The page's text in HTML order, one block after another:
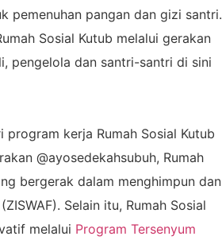
pemenuhan pangan dan gizi santri.
Sosial Kutub melalui gerakan
pengelola dan santri-santri di sini
program kerja Rumah Sosial Kutub
@ayosedekahsubuh, Rumah
bergerak dalam menghimpun dan
Selain itu, Rumah Sosial
melalui Program Tersenyum